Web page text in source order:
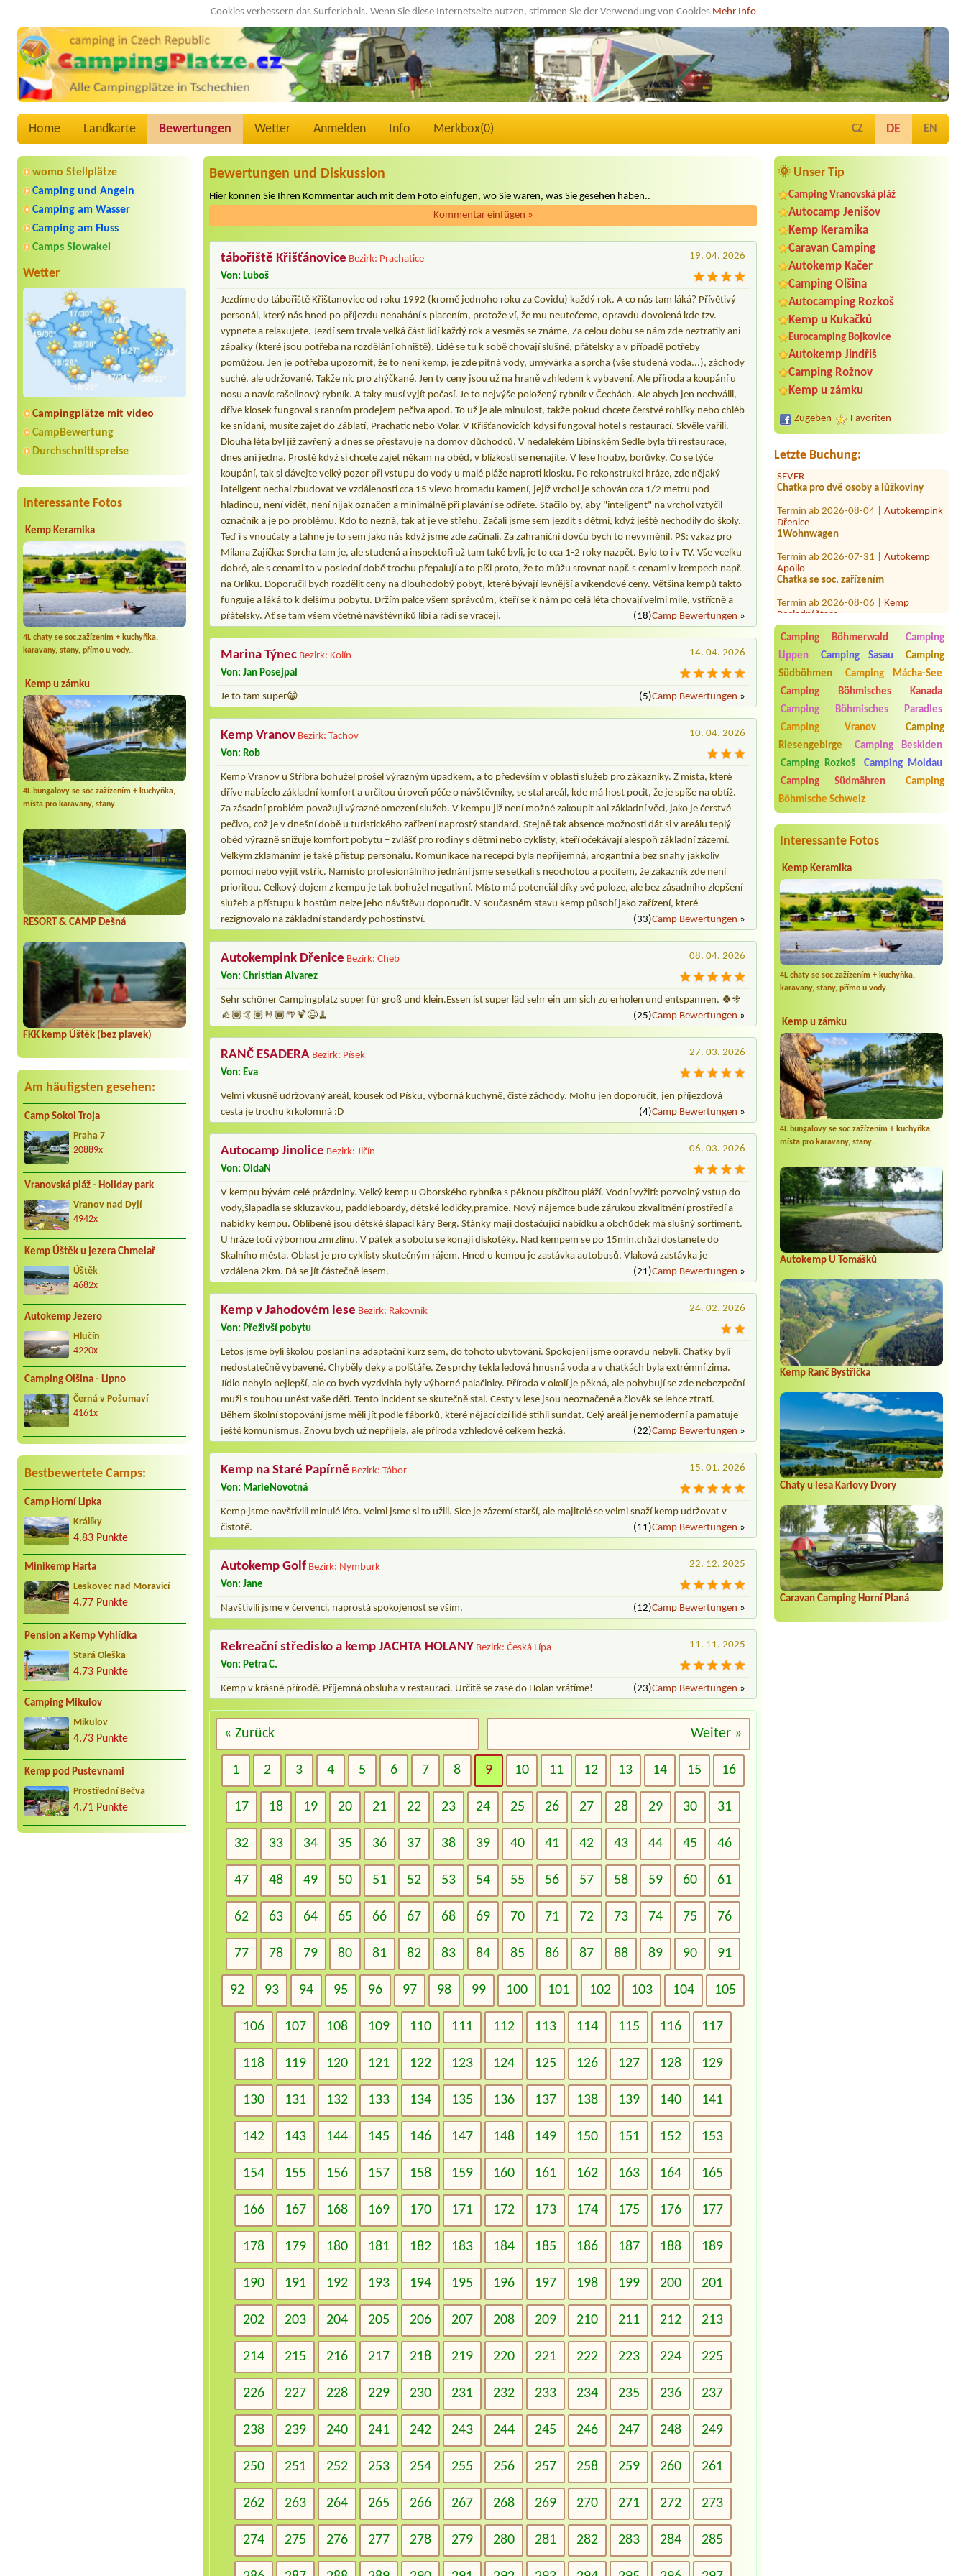
Cookies verbessern das Surferlebnis. Wenn Sie diese Internetseite nutzen, stimmen Sie der Verwendung von Cookies Mehr Info
Home Landkarte Bewertungen Wetter Anmelden Info Merkbox(0) CZ DE EN
womo Stellplätze
Camping und Angeln
Camping am Wasser
Camping am Fluss
Camps Slowakei
Wetter
Campingplätze mit video
CampBewertung
Durchschnittspreise
Interessante Fotos
Kemp Keramika
4L chaty se soc.zažízením + kuchyňka,
karavany, stany, přímo u vody..
Kemp u zámku
4L bungalovy se soc.zažízením + kuchyňka,
místa pro karavany, stany..
RESORT & CAMP Dešná
FKK kemp Úštěk (bez plavek)
Am häufigsten gesehen:
Camp Sokol Troja
Praha 7
20889x
Vranovská pláž - Holiday park
Vranov nad Dyjí
4942x
Kemp Úštěk u jezera Chmelař
Úštěk
4682x
Autokemp Jezero
Hlučín
4220x
Camping Olšina - Lipno
Černá v Pošumaví
4161x
Bestbewertete Camps:
Camp Horní Lipka
Králíky
4.83 Punkte
Minikemp Harta
Leskovec nad Moravicí
4.77 Punkte
Pension a Kemp Vyhlídka
Stará Oleška
4.73 Punkte
Camping Mikulov
Mikulov
4.73 Punkte
Kemp pod Pustevnami
Prostřední Bečva
4.71 Punkte
🌞 Unser Tip
Camping Vranovská pláž
Autocamp Jenišov
Kemp Keramika
Caravan Camping
Autokemp Kačer
Camping Olšina
Autocamping Rozkoš
Kemp u Kukačků
Eurocamping Bojkovice
Autokemp Jindřiš
Camping Rožnov
Kemp u zámku
Zugeben Favoriten
Letzte Buchung:
Termin ab 2026-07-31 |
1 stan/2 dospělé osoby, malý pes,
auto
Termin ab 2026-08-27 |
SEVER
Chatka pro dvě osoby a lůžkoviny
Termin ab 2026-08-04 |Autokempink
Dřenice
1Wohnwagen
Termin ab 2026-07-31 |
Apollo
Chatka se soc. zařízením
Termin ab 2026-08-06 |Kemp
Poslední štace
4x 2L, 4 osoby
Termin ab 2026-07-25 | Camp Horní
Lipka
Termin ab 2026-08-15 |
Autokemp
Lužany II
Bungalow/ Hütte für 2 Personen+
Termin ab 2026-07-22 |
Autocamping
Luhačovice
Auto+karavan, 2 dospělí, 2 děti do
15.let
Termin ab 2026-07-31 |Autokemp
Bílina Kyselka
2L chatka, ta dražší
Termin ab |
Camping Böhmerwald
Camping
Lippen
Camping Sasau
Camping
Südböhmen
Camping Mácha-See
Camping Böhmisches Kanada
Camping Böhmisches Paradies
Camping Vranov
Camping
Riesengebirge
Camping Beskiden
Camping Rozkoš
Camping Moldau
Camping Südmähren
Camping
Böhmische Schweiz
Interessante Fotos
Kemp Keramika
4L chaty se soc.zažízením + kuchyňka,
karavany, stany, přímo u vody..
Kemp u zámku
4L bungalovy se soc.zažízením + kuchyňka,
místa pro karavany, stany..
Autokemp U Tomášků
Kemp Ranč Bystřička
Chaty u lesa Karlovy Dvory
Caravan Camping Horní Planá
Bewertungen und Diskussion
Hier können Sie Ihren Kommentar auch mit dem Foto einfügen, wo Sie waren, was Sie gesehen haben..
Kommentar einfügen »
tábořiště Křišťánovice Bezirk: Prachatice
19. 04. 2026
Von: Luboš
Jezdíme do tábořiště Křišťanovice od roku 1992 (kromě jednoho roku za Covidu) každý rok. A co nás tam láká? Přívětivý
personál, který nás hned po příjezdu nenahání s placením, protože ví, že mu neutečeme, opravdu dovolená kde tzv.
vypnete a relaxujete. Jezdí sem trvale velká část lidí každý rok a vesměs se známe. Za celou dobu se nám zde neztratily ani
zápalky (které jsou potřeba na rozdělání ohniště). Lidé se tu k sobě chovají slušně, přátelsky a v případě potřeby
pomůžou. Jen je potřeba upozornit, že to není kemp, je zde pitná vody, umývárka a sprcha (vše studená voda...), záchody
suché, ale udržované. Takže nic pro zhýčkané. Jen ty ceny jsou už na hraně vzhledem k vybavení. Ale příroda a koupání u
nosu a navíc rašelinový rybník. A taky musí vyjít počasí. Je to nejvýše položený rybník v Čechách. Ale abych jen nechválil,
dříve kiosek fungoval s ranním prodejem pečiva apod. To už je ale minulost, takže pokud chcete čerstvé rohlíky nebo chléb
ke snídani, musíte zajet do Záblatí, Prachatic nebo Volar. V Křišťanovicích kdysi fungoval hotel s restaurací. Skvěle vařili.
Dlouhá léta byl již zavřený a dnes se přestavuje na domov důchodců. V nedalekém Libínském Sedle byla tři restaurace,
dnes ani jedna. Prostě když si chcete zajet někam na oběd, v blízkosti se nenajíte. V lese houby, borůvky. Co se týče
koupání, tak si dávejte velký pozor při vstupu do vody u malé pláže naproti kiosku. Po rekonstrukci hráze, zde nějaký
inteligent nechal zbudovat ve vzdálenosti cca 15 vlevo hromadu kamení, jejíž vrchol je schován cca 1/2 metru pod
hladinou, není vidět, není nijak označen a minimálně při plavání se odřete. Stačilo by, aby "inteligent" na vrchol vztyčil
označník a je po problému. Kdo to nezná, tak ať je ve střehu. Začali jsme sem jezdit s dětmi, když ještě nechodily do školy.
Teď i s vnoučaty a táhne je to sem jako nás když jsme zde začínali. Za zahraniční dovču bych to nevyměnil. PS: vzkaz pro
Milana Zajíčka: Sprcha tam je, ale studená a inspektoři už tam také byli, je to cca 1-2 roky nazpět. Bylo to i v TV. Vše vcelku
dobré, ale s cenami to v poslední době trochu přepalují a to píši proto, že to můžu srovnat např. s cenami v kempech např.
na Orlíku. Doporučil bych rozdělit ceny na dlouhodobý pobyt, které bývají levnější a víkendové ceny. Většina kempů takto
funguje a láká to k delšímu pobytu. Držím palce všem správcům, kteří se k nám po celá léta chovají velmi mile, vstřícně a
přátelsky. Ať se tam všem včetně návštěvníků líbí a rádi se vracejí.
(18)Camp Bewertungen »
Marina Týnec Bezirk: Kolín
14. 04. 2026
Von: Jan Posejpal
Je to tam super😁 (5)Camp Bewertungen »
Kemp Vranov Bezirk: Tachov
10. 04. 2026
Von: Rob
Kemp Vranov u Stříbra bohužel prošel výrazným úpadkem, a to především v oblasti služeb pro zákazníky. Z místa, které
dříve nabízelo základní komfort a určitou úroveň péče o návštěvníky, se stal areál, kde má host pocit, že je spíše na obtíž.
Za zásadní problém považuji výrazné omezení služeb. V kempu již není možné zakoupit ani základní věci, jako je čerstvé
pečivo, což je v dnešní době u turistického zařízení naprostý standard. Stejně tak absence možnosti dát si v areálu teplý
oběd výrazně snižuje komfort pobytu – zvlášť pro rodiny s dětmi nebo cyklisty, kteří očekávají alespoň základní zázemí.
Velkým zklamáním je také přístup personálu. Komunikace na recepci byla nepříjemná, arogantní a bez snahy jakkoliv
pomoci nebo vyjít vstříc. Namísto profesionálního jednání jsme se setkali s neochotou a pocitem, že zákazník zde není
prioritou. Celkový dojem z kempu je tak bohužel negativní. Místo má potenciál díky své poloze, ale bez zásadního zlepšení
služeb a přístupu k hostům nelze jeho návštěvu doporučit. V současném stavu kemp působí jako zařízení, které
rezignovalo na základní standardy pohostinství.
(33)Camp Bewertungen »
Autokempink Dřenice Bezirk: Cheb
08. 04. 2026
Von: Christian Alvarez
Sehr schöner Campingplatz super für groß und klein.Essen ist super läd sehr ein um sich zu erholen und entspannen. 🍀☀️
👍🏽🤙🏽🤘🏾🍺🍹😉🧹
(25)Camp Bewertungen »
RANČ ESADERA Bezirk: Písek
27. 03. 2026
Von: Eva
Velmi vkusně udržovaný areál, kousek od Písku, výborná kuchyně, čisté záchody. Mohu jen doporučit, jen příjezdová
cesta je trochu krkolomná :D
(4)Camp Bewertungen »
Autocamp Jinolice Bezirk: Jičín
06. 03. 2026
Von: OldaN
V kempu bývám celé prázdniny. Velký kemp u Oborského rybníka s pěknou písčitou pláží. Vodní vyžití: pozvolný vstup do
vody,šlapadla se skluzavkou, paddleboardy, dětské lodičky,pramice. Nový nájemce bude zárukou zkvalitnění prostředí a
nabídky kempu. Oblíbené jsou dětské šlapací káry Berg. Stánky maji dostačující nabídku a obchůdek má slušný sortiment.
U hráze točí výbornou zmrzlinu. V pátek a sobotu se konají diskotéky. Nad kempem se po 15min.chůzi dostanete do
Skalního města. Oblast je pro cyklisty skutečným rájem. Hned u kempu je zastávka autobusů. Vlaková zastávka je
vzdálena 2km. Dá se jít částečně lesem.
(21)Camp Bewertungen »
Kemp v Jahodovém lese Bezirk: Rakovník
24. 02. 2026
Von: Přeživší pobytu
Letos jsme byli školou poslaní na adaptační kurz sem, do tohoto ubytování. Spokojeni jsme opravdu nebyli. Chatky byli
nedostatečně vybavené. Chyběly deky a polštáře. Ze sprchy tekla ledová hnusná voda a v chatkách byla extrémní zima.
Jídlo nebylo nejlepší, ale co bych vyzdvihla byly výborné palačinky. Příroda v okolí je pěkná, ale pohybují se zde nebezpeční
muži s touhou unést vaše děti. Tento incident se skutečně stal. Cesty v lese jsou neoznačené a člověk se lehce ztratí.
Během školní stopování jsme měli jít podle fáborků, které nějací cizí lidé stihli sundat. Celý areál je nemoderní a pamatuje
ještě komunismus. Znovu bych už nepřijela, ale příroda vzhledově celkem hezká.
(22)Camp Bewertungen »
Kemp na Staré Papírně Bezirk: Tábor
15. 01. 2026
Von: MarieNovotná
Kemp jsme navštívili minulé léto. Velmi jsme si to užili. Sice je zázemí starší, ale majitelé se velmi snaží kemp udržovat v
čistotě.
(11)Camp Bewertungen »
Autokemp Golf Bezirk: Nymburk
22. 12. 2025
Von: Jane
Navštívili jsme v červenci, naprostá spokojenost se vším. (12)Camp Bewertungen »
Rekreační středisko a kemp JACHTA HOLANY Bezirk: Česká Lípa
11. 11. 2025
Von: Petra C.
Kemp v krásné přírodě. Příjemná obsluha v restauraci. Určitě se zase do Holan vrátíme! (23)Camp Bewertungen »
« Zurück Weiter »
1 2 3 4 5 6 7 8 9 10 11 12 13 14 15 16
17 18 19 20 21 22 23 24 25 26 27 28 29 30 31
32 33 34 35 36 37 38 39 40 41 42 43 44 45 46
47 48 49 50 51 52 53 54 55 56 57 58 59 60 61
62 63 64 65 66 67 68 69 70 71 72 73 74 75 76
77 78 79 80 81 82 83 84 85 86 87 88 89 90 91
92 93 94 95 96 97 98 99 100 101 102 103 104 105
106 107 108 109 110 111 112 113 114 115 116 117
118 119 120 121 122 123 124 125 126 127 128 129
130 131 132 133 134 135 136 137 138 139 140 141
142 143 144 145 146 147 148 149 150 151 152 153
154 155 156 157 158 159 160 161 162 163 164 165
166 167 168 169 170 171 172 173 174 175 176 177
178 179 180 181 182 183 184 185 186 187 188 189
190 191 192 193 194 195 196 197 198 199 200 201
202 203 204 205 206 207 208 209 210 211 212 213
214 215 216 217 218 219 220 221 222 223 224 225
226 227 228 229 230 231 232 233 234 235 236 237
238 239 240 241 242 243 244 245 246 247 248 249
250 251 252 253 254 255 256 257 258 259 260 261
262 263 264 265 266 267 268 269 270 271 272 273
274 275 276 277 278 279 280 281 282 283 284 285